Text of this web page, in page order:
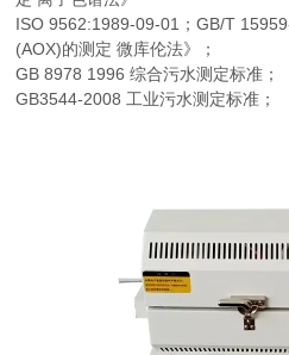
ISO 9562:1989-09-01；GB/T
(AOX)的测定 微库伦法》；
GB 8978 1996 综合污水测定标准；
GB3544-2008 工业污水测定标准；